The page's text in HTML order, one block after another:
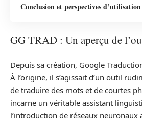
Conclusion et perspectives d’utilisation
GG TRAD : Un aperçu de
Depuis sa création, Google Traduction
À l’origine, il s’agissait d’un outil
de traduire des mots et de courtes
incarne un véritable assistant
l’introduction de réseaux neuronaux